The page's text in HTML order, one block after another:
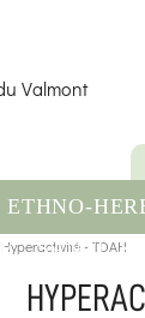
ETHNO-
SANTÉ &
Hyperactivité - TDAH